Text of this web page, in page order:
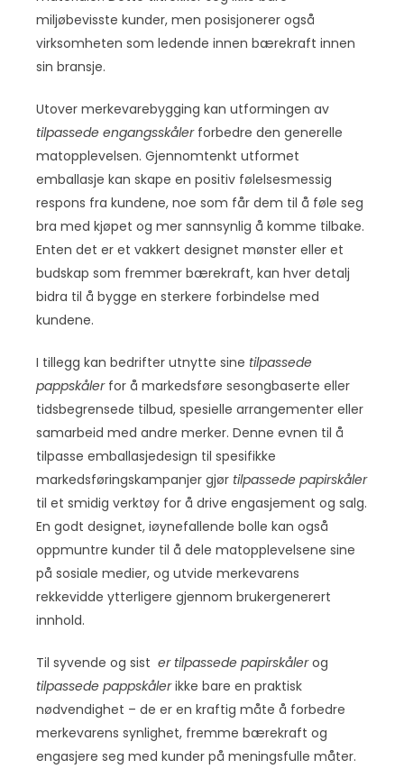
miljøbevisste kunder, men posisjonerer også
virksomheten som ledende innen bærekraft innen
sin bransje.
Utover merkevarebygging kan utformingen av
tilpassede engangsskålerforbedre den generelle
matopplevelsen. Gjennomtenkt utformet
emballasje kan skape en positiv følelsesmessig
respons fra kundene, noe som får dem til å føle seg
bra med kjøpet og mer sannsynlig å komme tilbake.
Enten det er et vakkert designet mønster eller et
budskap som fremmer bærekraft, kan hver detalj
bidra til å bygge en sterkere forbindelse med
kundene.
I tillegg kan bedrifter utnytte sine tilpassede
pappskålerfor å markedsføre sesongbaserte eller
tidsbegrensede tilbud, spesielle arrangementer eller
samarbeid med andre merker. Denne evnen til å
tilpasse emballasjedesign til spesifikke
markedsføringskampanjer gjør tilpassede papirskåler
til et smidig verktøy for å drive engasjement og salg.
En godt designet, iøynefallende bolle kan også
oppmuntre kunder til å dele matopplevelsene sine
på sosiale medier, og utvide merkevarens
rekkevidde ytterligere gjennom brukergenerert
innhold.
Til syvende og sist er tilpassede papirskålerog
tilpassede pappskålerikke bare en praktisk
nødvendighet – de er en kraftig måte å forbedre
merkevarens synlighet, fremme bærekraft og
engasjere seg med kunder på meningsfulle måter.